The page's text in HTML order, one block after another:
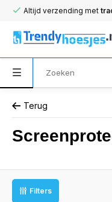
Altijd verzending met
Terug
Filters